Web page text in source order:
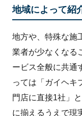
地域によって紹
地方や、特殊な施
業者が少なくなる
ービス全般に共通
っては「ガイヘキ
門店に直接1社」
に揃えるうえで現